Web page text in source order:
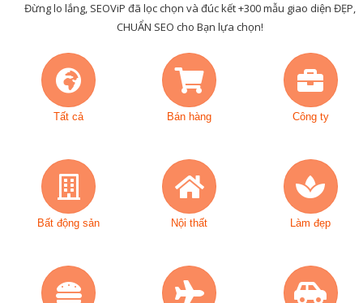
Đừng lo lắng, SEOViP đã lọc chọn và đúc kết +300 mẫu giao diện ĐẸP,
CHUẨN SEO cho Bạn lựa chọn!
Tất cả Bán hàng Công ty
Bất động sản Nội thất Làm đẹp